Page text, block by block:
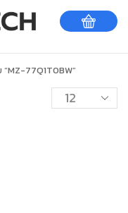
77Q1T0BW”